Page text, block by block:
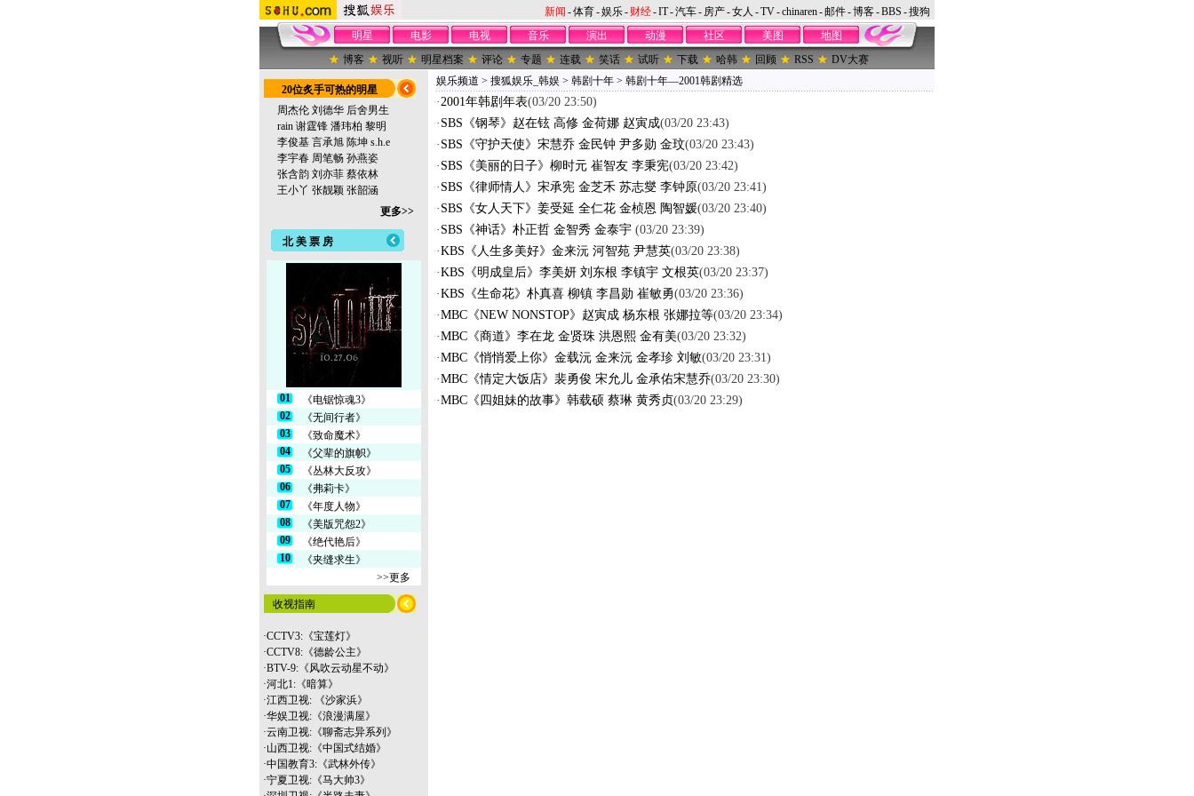
新闻 -体育-娱乐- 财经-IT-汽车- 房产-女人 -TV-chinaren-邮件-博客-BBS -搜狗
明星
电影 电视 音乐 演出 动漫 社区 美图
地图
博客
视听 明星档案 评论 专题 连载 笑话 试听 下载 哈韩 回顾 RSS DV大赛
20位炙手可热的明星
周杰伦 刘德华 后舍男生
rain 谢霆锋 潘玮柏 黎明
李俊基 言承旭 陈坤 s.h.e
李宇春 周笔畅 孙燕姿
张含韵 刘亦菲 蔡依林
王小丫 张靓颖 张韶涵
更多>>
北 美 票 房
01
《电锯惊魂3》
02
《无间行者》
03
《致命魔术》
04
《父辈的旗帜》
05
《丛林大反攻》
06
《弗莉卡》
07
《年度人物》
08
《美版咒怨2》
09
《绝代艳后》
10
《夹缝求生》
>>更多
收视指南
·CCTV3:《宝莲灯》
·CCTV8:《德龄公主》
·BTV-9:《风吹云动星不动》
·河北1:《暗算》
·江西卫视: 《沙家浜》
·华娱卫视:《浪漫满屋》
·云南卫视:《聊斋志异系列》
·山西卫视:《中国式结婚》
·中国教育3:《武林外传》
·宁夏卫视:《马大帅3》
娱乐频道 > 搜狐娱乐_韩娱 > 韩剧十年 > 韩剧十年—2001韩剧精选
·2001年韩剧年表(03/20 23:50)
· SBS《钢琴》赵在铉 高修 金荷娜 赵寅成(03/20 23:43)
· SBS《守护天使》宋慧乔 金民钟 尹多勋 金玟(03/20 23:43)
· SBS《美丽的日子》柳时元 崔智友 李秉宪(03/20 23:42)
· SBS《律师情人》宋承宪 金芝禾 苏志燮 李钟原(03/20 23:41)
· SBS《女人天下》姜受延 全仁花 金桢恩 陶智媛(03/20 23:40)
· SBS《神话》朴正哲 金智秀 金泰宇 (03/20 23:39)
·KBS《人生多美好》金来沅 河智苑 尹慧英(03/20 23:38)
·KBS《明成皇后》李美妍 刘东根 李镇宇 文根英(03/20 23:37)
·KBS《生命花》朴真喜 柳镇 李昌勋 崔敏勇(03/20 23:36)
·MBC《NEW NONSTOP》赵寅成 杨东根 张娜拉等(03/20 23:34)
·MBC《商道》李在龙 金贤珠 洪恩熙 金有美(03/20 23:32)
·MBC《悄悄爱上你》金载沅 金来沅 金孝珍 刘敏(03/20 23:31)
·MBC《情定大饭店》裴勇俊 宋允儿 金承佑宋慧乔(03/20 23:30)
·MBC《四姐妹的故事》韩载硕 蔡琳 黄秀贞(03/20 23:29)